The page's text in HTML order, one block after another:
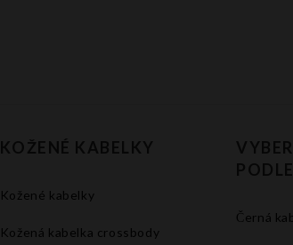
KOŽENÉ KABELKY
Kožené kabelky
Kožená kabelka crossbody
Černá